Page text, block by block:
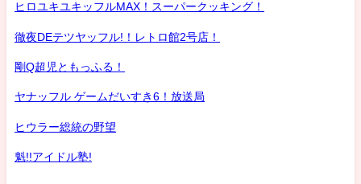
ヒロユキユキッフルMAX！スーパークッキング！
徹夜DEテツヤッフル!！レトロ館2号店！
剛Q超児ともっふる！
ヤナッフル ゲームだいすき6！放送局
ヒウラー総統の野望
魁!!アイドル塾!